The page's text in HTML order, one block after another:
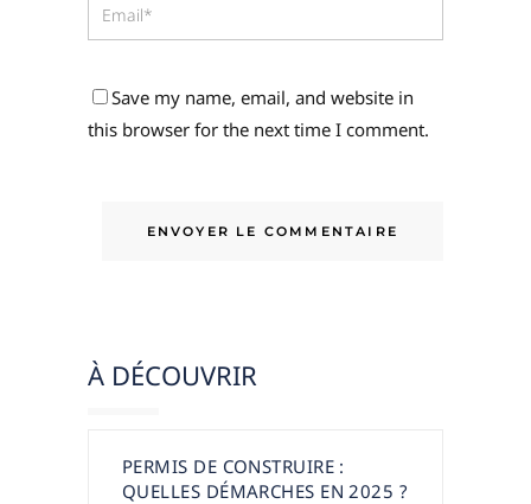
Save my name, email, and website in
this browser for the next time I comment.
PERMIS DE CONSTRUIRE :
QUELLES DÉMARCHES EN 2025 ?